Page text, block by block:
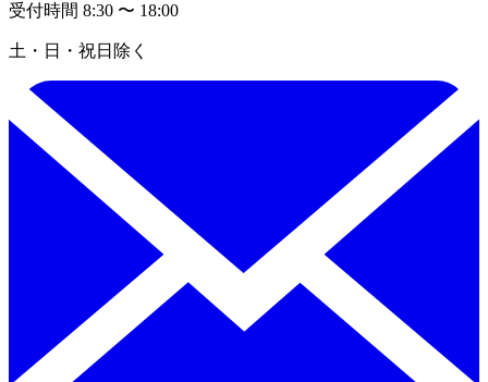
受付時間 8:30 〜 18:00
土・日・祝日除く